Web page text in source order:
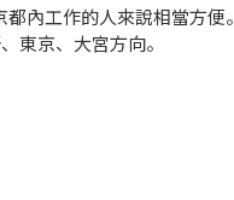
內工作的人來說相當方便。
東京、大宮方向。